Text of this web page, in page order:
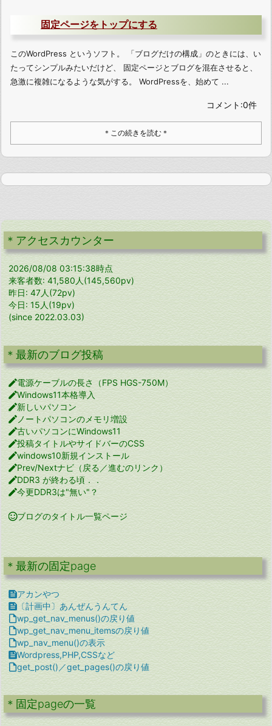
固定ページをトップにする
このWordPress というソフト。 「ブログだけの構成」のときには、い
たってシンプルみたいだけど、 固定ページとブログを混在させると、
急激に複雑になるような気がする。 WordPressを、始めて ...
コメント:0件
＊この続きを読む＊
＊アクセスカウンター
2026/08/08 03:15:38時点
来客者数: 41,580人(145,560pv)
昨日: 47人(72pv)
今日: 15人(19pv)
(since 2022.03.03)
＊最新のブログ投稿
電源ケーブルの長さ（FPS HGS-750M）
Windows11本格導入
新しいパソコン
 ノートパソコンのメモリ増設
古いパソコンにWindows11
投稿タイトルやサイドバーのCSS
windows10新規インストール
Prev/Nextナビ（戻る／進むのリンク）
DDR3 が終わる頃．．
今更DDR3は"無い"？
ブログのタイトル一覧ページ
＊最新の固定page
アカンやつ
 〔計画中〕あんぜんうんてん
wp_get_nav_menus()の戻り値
wp_get_nav_menu_itemsの戻り値
wp_nav_menu()の表示
Wordpress,PHP,CSSなど
get_post()／get_pages()の戻り値
＊固定pageの一覧